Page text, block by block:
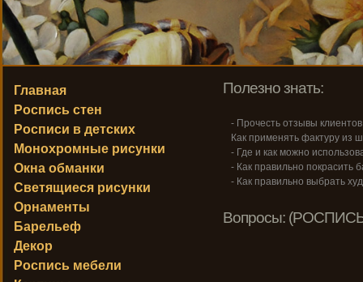
Полезно знать:
- Прочесть отзывы клиентов
Как применять фактуру из
- Где и как можно
- Как правильно покрасить
- Как правильно выбрать
Вопросы:
Главная
Роспись стен
Росписи в детских
Монохромные рисунки
Окна обманки
Светящиеся рисунки
Орнаменты
Барельеф
Декор
Роспись мебели